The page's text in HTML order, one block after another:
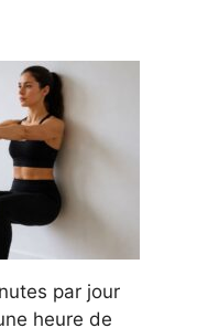
par jour
heure de